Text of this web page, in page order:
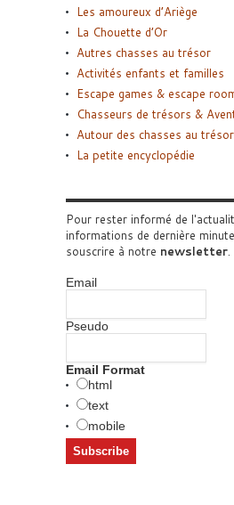
Les amoureux d’Ariège
La Chouette d’Or
Autres chasses au trésor
Activités enfants et familles
Escape games & escape
Chasseurs de trésors &
Autour des chasses au trésor
La petite encyclopédie
Pour rester informé de
informations de dernière
souscrire à notre newsletter.
Email
Pseudo
Email Format
html
text
mobile